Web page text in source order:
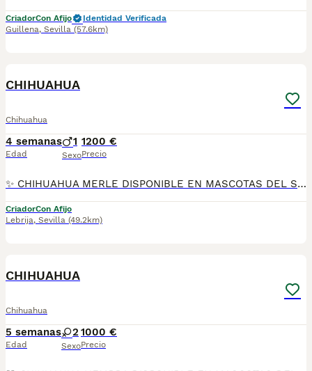
CriadorCon Afijo
Identidad Verificada
Guillena, Sevilla (57.6km)
CHIHUAHUA
Chihuahua
4 semanas
Edad
1
Sexo
1200 €
Precio
✨ CHIHUAHUA MERLE DISPONIBLE EN MASCOTAS DEL SUR ✨ En Mascotas del Sur tenemos disponibles preciosos Chihuahuas Merle, criados con mucho cariño, atención diaria y en un ambiente familiar, donde reciben todos los cuidados necesarios para crecer sanos, felices y perfectamente socializados. Somos un criadero con Núcleo Zoológico autorizado, licencia de apertura y código de explotación, ofreciendo confianza, transparencia y todas las garantías en cada uno de nuestros cachorros. 📍 Ubicados en Sevilla 📞 611 723 226 📸 Instagram: @mimascotasdelsur057 Descubre más fotos y vídeos reales de nuestros cachorros. Nuestros cachorros se entregan: ✅ Revisados por veterinario. ✅ Con microchip. ✅ Pasaporte y cartilla sanitaria. ✅ Vacunados y desparasitados. ✅ Contrato con garantías víricas y congénitas. 🚚 Realizamos envíos a toda España. (El coste del transporte no está incluido en el precio del cachorro). También ofrecemos: 🏡 Recogida en nuestras instalaciones. 📱 Videollamada para conocer al cachorro antes de realizar la reserva. 🔒 Posibilidad de reserva y pago contrareembolso. 💶 El precio publicado en el anuncio es el precio real. 🐾 Criados en un entorno familiar, rodeados de cariño y una excelente socialización para que lleguen perfectamente adaptados a su nuevo hogar. Solo atendemos a personas realmente interesadas en ofrecer un hogar responsable y lleno de amor. #Chihuahua #ChihuahuaMerle #ChihuahuaEspaña #CachorroChihuahua #PerrosDeCompañia #MascotasDelSur057 #MascotasDelSur #CachorrosSevilla #CriaderoAutorizado #NucleoZoologico #CachorrosConAmor #PerrosFelices #CachorrosEspaña #AmorAnimal
CriadorCon Afijo
Lebrija, Sevilla (49.2km)
CHIHUAHUA
Chihuahua
5 semanas
Edad
2
Sexo
1000 €
Precio